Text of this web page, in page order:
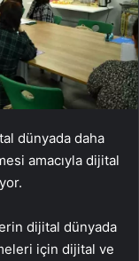
dünyada daha
amacıyla dijital
dijital dünyada
için dijital ve